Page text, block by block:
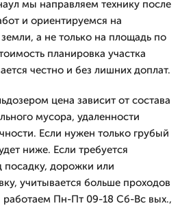
мы направляем технику после
и ориентируемся на
а не только на площадь по
планировка участка
честно и без лишних доплат.
цена зависит от состава
мусора, удаленности
Если нужен только грубый
ниже. Если требуется
посадку, дорожки или
учитывается больше проходов
работаем Пн-Пт 09-18 Сб-Вс вых.,